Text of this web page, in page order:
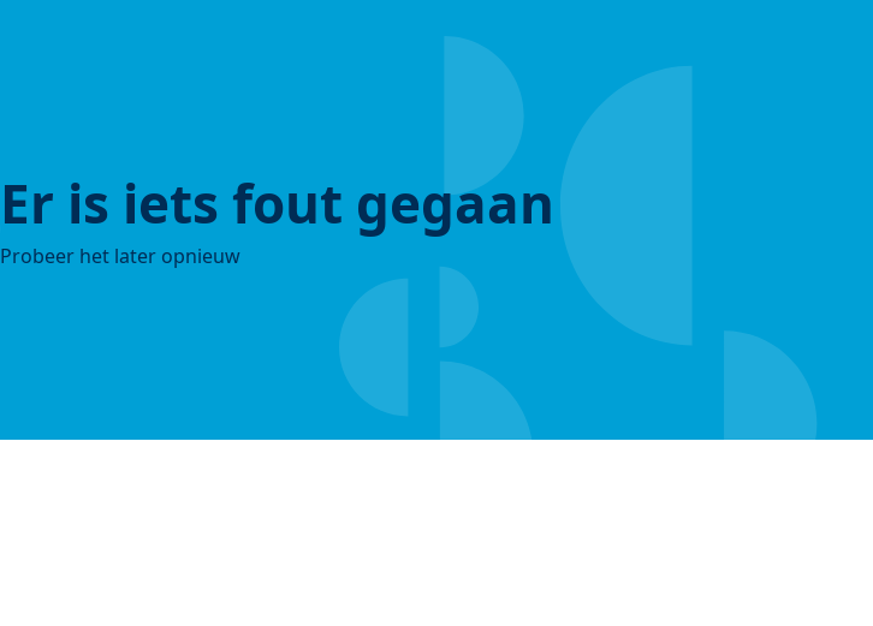
Er is iets fout gegaan
Probeer het later opnieuw